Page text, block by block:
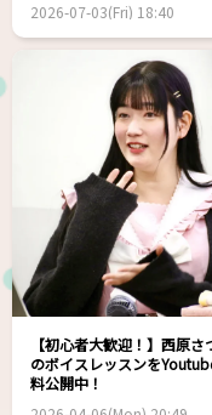
2026-07-03(Fri) 18:40
【初心者大歓迎！】西原さ
のボイスレッスンを
料公開中！